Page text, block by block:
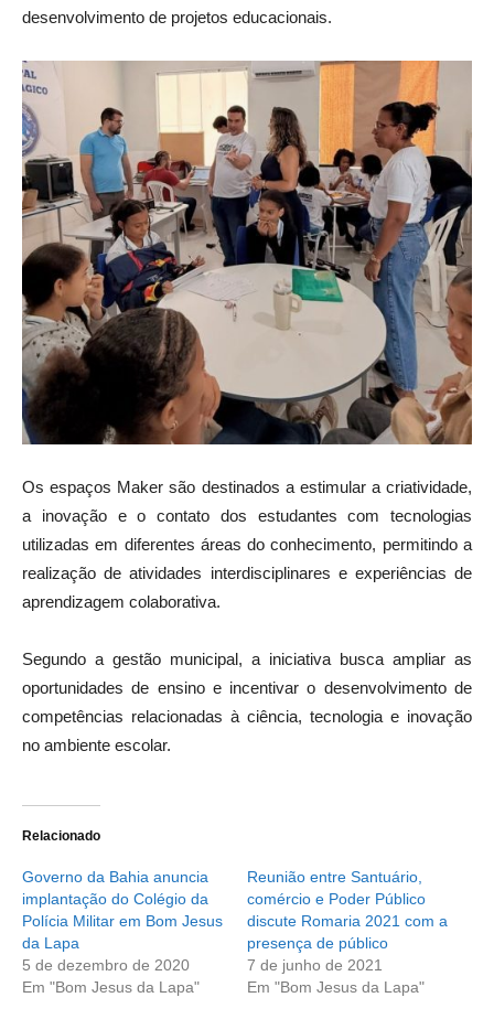
desenvolvimento de projetos educacionais.
Os espaços Maker são destinados a estimular a criatividade,
a inovação e o contato dos estudantes com tecnologias
utilizadas em diferentes áreas do conhecimento, permitindo a
realização de atividades interdisciplinares e experiências de
aprendizagem colaborativa.
Segundo a gestão municipal, a iniciativa busca ampliar as
oportunidades de ensino e incentivar o desenvolvimento de
competências relacionadas à ciência, tecnologia e inovação
no ambiente escolar.
Relacionado
Governo da Bahia anuncia
implantação do Colégio da
Polícia Militar em Bom Jesus
da Lapa
5 de dezembro de 2020
Em "Bom Jesus da Lapa"
Reunião entre Santuário,
comércio e Poder Público
discute Romaria 2021 com a
presença de público
7 de junho de 2021
Em "Bom Jesus da Lapa"